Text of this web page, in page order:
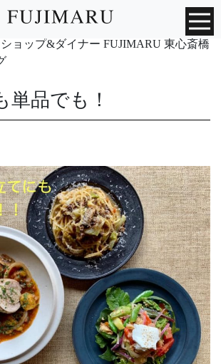
ョップ&ダイナー FUJIMARU 東心斎橋
単品でも！